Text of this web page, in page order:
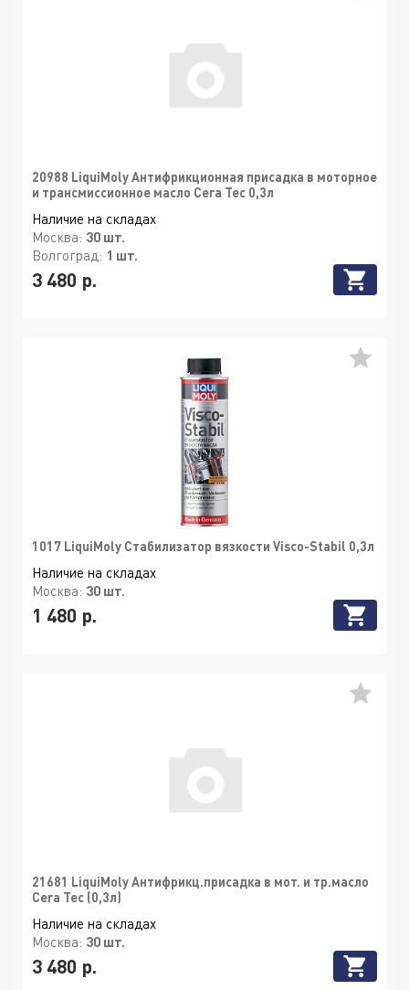
20988 LiquiMoly Антифрикционная присадка в моторное
и трансмиссионное масло Cera Tec 0,3л
Наличие на складах
Москва: 30 шт.
Волгоград: 1 шт.
3 480 р.
1017 LiquiMoly Стабилизатор вязкости Visco-Stabil 0,3л
Наличие на складах
Москва: 30 шт.
1 480 р.
21681 LiquiMoly Антифрикц.присадка в мот. и тр.масло
Cera Tec (0,3л)
Наличие на складах
Москва: 30 шт.
3 480 р.